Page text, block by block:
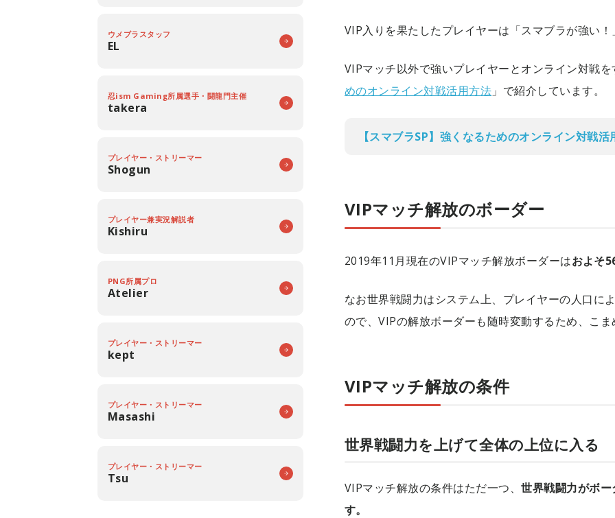
VIP入りを果たしたプレイヤーは「スマブラが強い
VIPマッチ以外で強いプレイヤーとオンライン対戦
めのオンライン対戦活用方法 」で紹介しています。
【スマブラSP】強くなるためのオンライン対戦活
VIPマッチ解放のボーダー
2019年11月現在のVIPマッチ解放ボーダーはおよそ
なお世界戦闘力はシステム上、プレイヤーの人口に
ので、VIPの解放ボーダーも随時変動するため、こ
VIPマッチ解放の条件
世界戦闘力を上げて全体の上位に入る
VIPマッチ解放の条件はただ一つ、世界戦闘力がボ
す。
ウメブラスタッフ
EL
忍ism Gaming所属選手・闘龍門主催
takera
プレイヤー・ストリーマー
Shogun
プレイヤー兼実況解説者
Kishiru
PNG所属プロ
Atelier
プレイヤー・ストリーマー
kept
プレイヤー・ストリーマー
Masashi
プレイヤー・ストリーマー
Tsu